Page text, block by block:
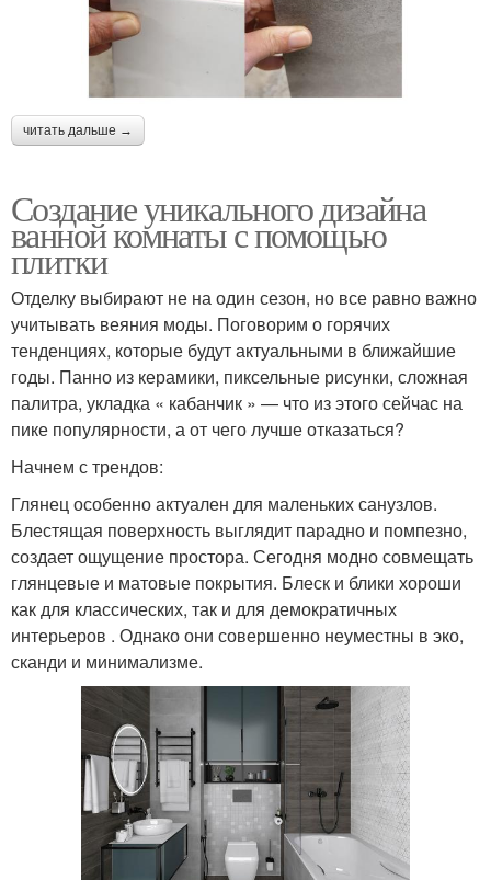
читать дальше →
Создание уникального дизайна
ванной комнаты с помощью
плитки
Отделку выбирают не на один сезон, но все равно важно
учитывать веяния моды. Поговорим о горячих
тенденциях, которые будут актуальными в ближайшие
годы. Панно из керамики, пиксельные рисунки, сложная
палитра, укладка « кабанчик » — что из этого сейчас на
пике популярности, а от чего лучше отказаться?
Начнем с трендов:
Глянец особенно актуален для маленьких санузлов.
Блестящая поверхность выглядит парадно и помпезно,
создает ощущение простора. Сегодня модно совмещать
глянцевые и матовые покрытия. Блеск и блики хороши
как для классических, так и для демократичных
интерьеров . Однако они совершенно неуместны в эко,
сканди и минимализме.